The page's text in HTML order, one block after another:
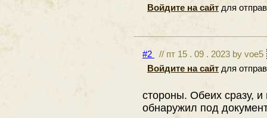
Войдите на сайт для
#2
// пт 15 . 09 . 2023 by voe5
Войдите на сайт для
стороны. Обеих сразу,
обнаружил под